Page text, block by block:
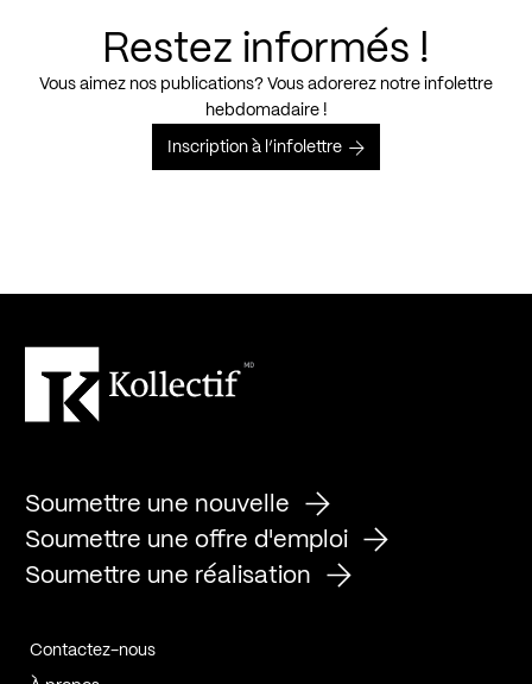
Restez informés !
Vous aimez nos publications? Vous adorerez notre infolettre
hebdomadaire !
Inscription à l’infolettre
Soumettre une nouvelle
Soumettre une offre d'emploi
Soumettre une réalisation
Contactez-nous